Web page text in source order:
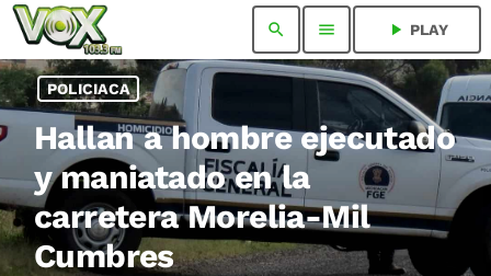
search menu play_arrow PLAY
POLICIACA
Hallan a hombre ejecutado
y maniatado en la
carretera Morelia-Mil
Cumbres